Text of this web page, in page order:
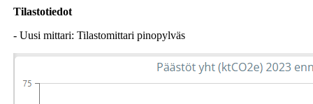
Tilastotiedot
- Uusi mittari: Tilastomittari pinopylväs